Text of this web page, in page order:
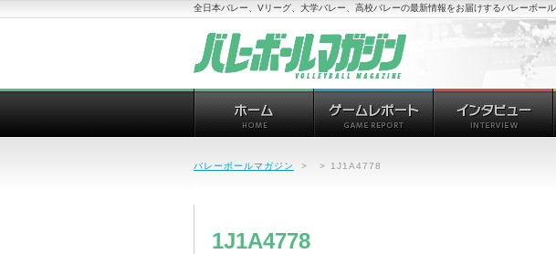
全日本バレー、Vリーグ、大学バレー、高校バレーの最新情報をお届けするバレーボー
バレーボールマガジン > > 1J1A4778
1J1A4778